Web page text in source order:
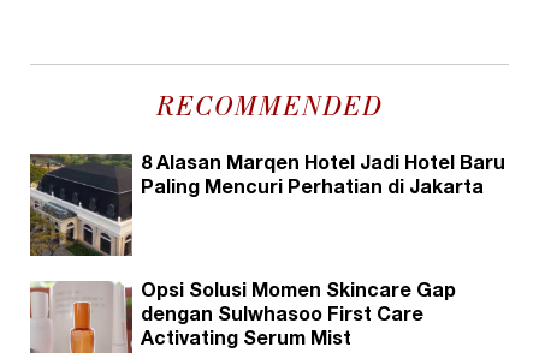
RECOMMENDED
8 Alasan Marqen Hotel Jadi Hotel Baru
Paling Mencuri Perhatian di Jakarta
Opsi Solusi Momen Skincare Gap
dengan Sulwhasoo First Care
Activating Serum Mist